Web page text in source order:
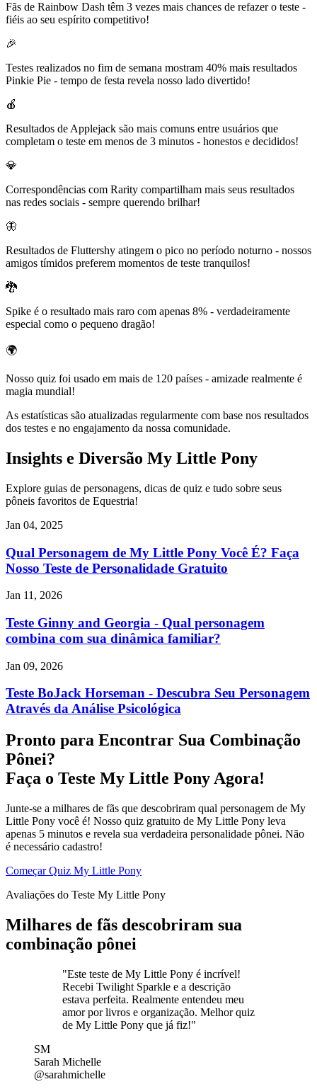
Fãs de Rainbow Dash têm 3 vezes mais chances de refazer o teste -
fiéis ao seu espírito competitivo!
🎉
Testes realizados no fim de semana mostram 40% mais resultados
Pinkie Pie - tempo de festa revela nosso lado divertido!
🍎
Resultados de Applejack são mais comuns entre usuários que
completam o teste em menos de 3 minutos - honestos e decididos!
💎
Correspondências com Rarity compartilham mais seus resultados
nas redes sociais - sempre querendo brilhar!
🦋
Resultados de Fluttershy atingem o pico no período noturno - nossos
amigos tímidos preferem momentos de teste tranquilos!
🐉
Spike é o resultado mais raro com apenas 8% - verdadeiramente
especial como o pequeno dragão!
🌍
Nosso quiz foi usado em mais de 120 países - amizade realmente é
magia mundial!
As estatísticas são atualizadas regularmente com base nos resultados
dos testes e no engajamento da nossa comunidade.
Insights e Diversão My Little Pony
Explore guias de personagens, dicas de quiz e tudo sobre seus
pôneis favoritos de Equestria!
Jan 04, 2025
Qual Personagem de My Little Pony Você É? Faça
Nosso Teste de Personalidade Gratuito
Jan 11, 2026
Teste Ginny and Georgia - Qual personagem
combina com sua dinâmica familiar?
Jan 09, 2026
Teste BoJack Horseman - Descubra Seu Personagem
Através da Análise Psicológica
Pronto para Encontrar Sua Combinação
Pônei?
Faça o Teste My Little Pony Agora!
Junte-se a milhares de fãs que descobriram qual personagem de My
Little Pony você é! Nosso quiz gratuito de My Little Pony leva
apenas 5 minutos e revela sua verdadeira personalidade pônei. Não
é necessário cadastro!
Começar Quiz My Little Pony
Avaliações do Teste My Little Pony
Milhares de fãs descobriram sua
combinação pônei
"Este teste de My Little Pony é incrível!
Recebi Twilight Sparkle e a descrição
estava perfeita. Realmente entendeu meu
amor por livros e organização. Melhor quiz
de My Little Pony que já fiz!"
SM
Sarah Michelle
@sarahmichelle